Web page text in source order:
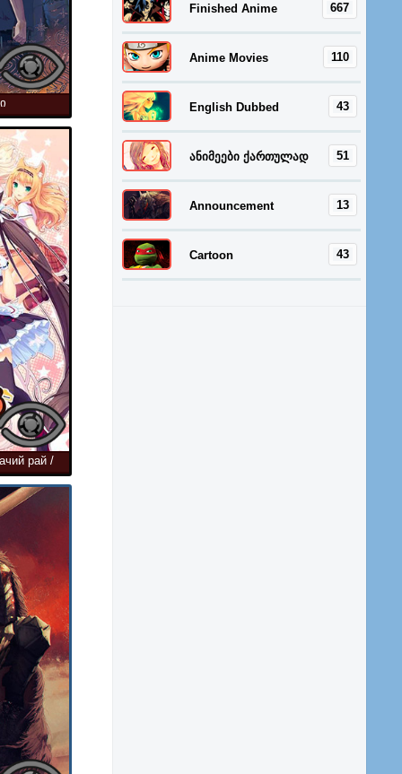
рай /
667
Finished Anime
110
Anime Movies
43
English Dubbed
51
ანიმეები ქართულად
13
Announcement
43
Cartoon